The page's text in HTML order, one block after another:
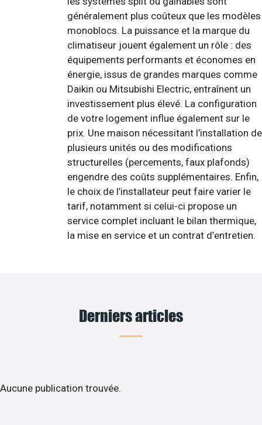
généralement plus coûteux que les modèles
monoblocs. La puissance et la marque du
climatiseur jouent également un rôle : des
équipements performants et économes en
énergie, issus de grandes marques comme
Daikin ou Mitsubishi Electric, entraînent un
investissement plus élevé. La configuration
de votre logement influe également sur le
prix. Une maison nécessitant l’installation de
plusieurs unités ou des modifications
structurelles (percements, faux plafonds)
engendre des coûts supplémentaires. Enfin,
le choix de l’installateur peut faire varier le
tarif, notamment si celui-ci propose un
service complet incluant le bilan thermique,
la mise en service et un contrat d’entretien.
Derniers articles
Aucune publication trouvée.